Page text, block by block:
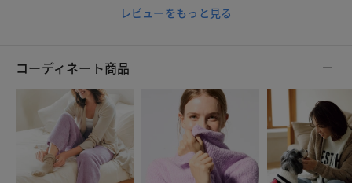
レビューをもっと見る
コーディネート商品